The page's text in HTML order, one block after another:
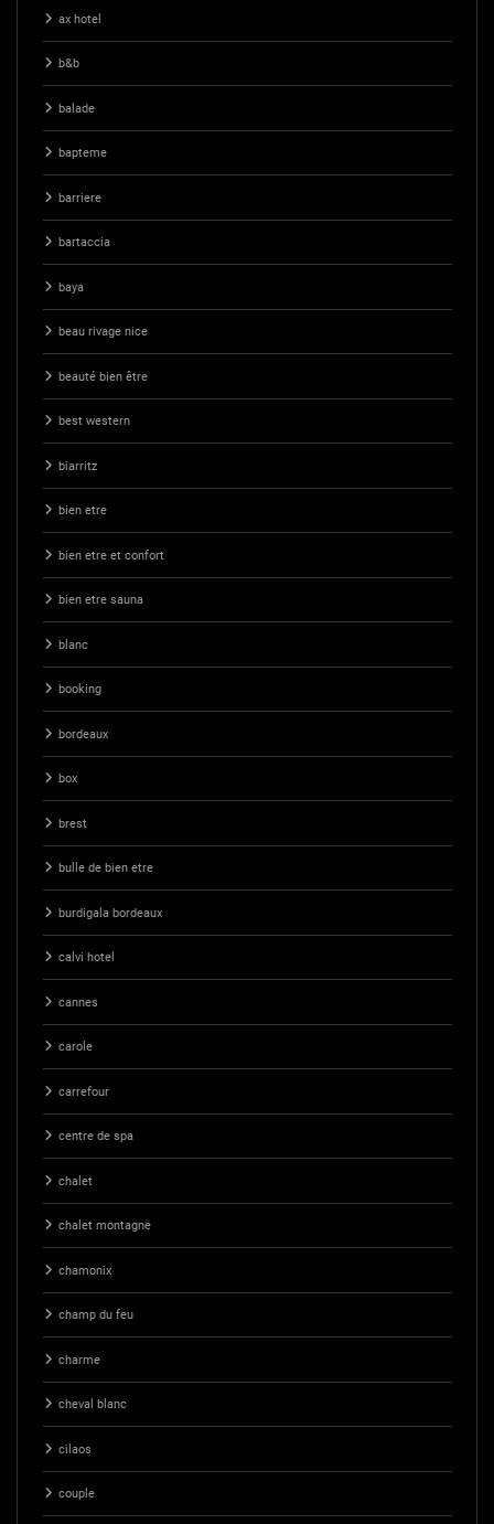
ax hotel
b&b
balade
bapteme
barriere
bartaccia
baya
beau rivage nice
beauté bien être
best western
biarritz
bien etre
bien etre et confort
bien etre sauna
blanc
booking
bordeaux
box
brest
bulle de bien etre
burdigala bordeaux
calvi hotel
cannes
carole
carrefour
centre de spa
chalet
chalet montagne
chamonix
champ du feu
charme
cheval blanc
cilaos
couple